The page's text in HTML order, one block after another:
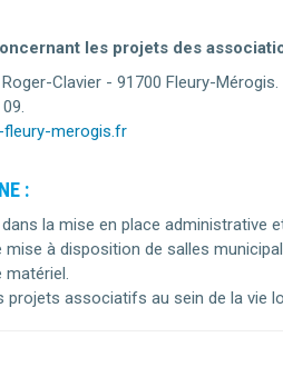
les projets des
Clavier - 91700 Fleury-Mérogis.
fleury-merogis.fr
:
la mise en place administrative
mise à disposition de salles
matériel.
projets associatifs au sein de la vie